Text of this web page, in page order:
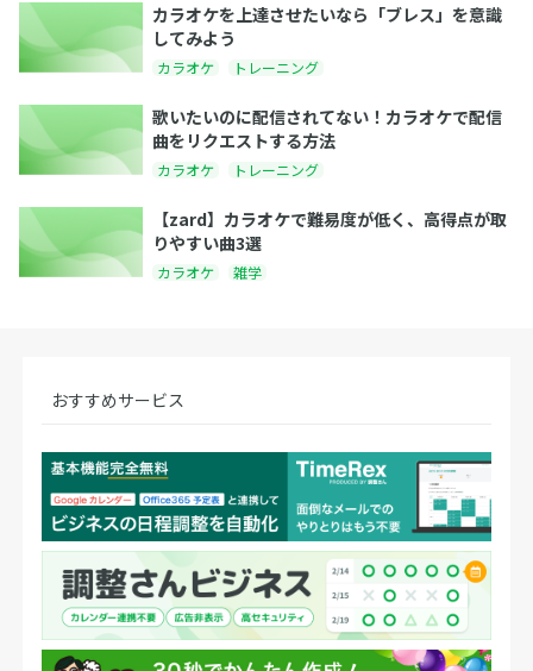
カラオケを上達させたいなら「ブレス」を意識
してみよう
カラオケ トレーニング
歌いたいのに配信されてない！カラオケで配信
曲をリクエストする方法
カラオケ トレーニング
【zard】カラオケで難易度が低く、高得点が取
りやすい曲3選
カラオケ 雑学
おすすめサービス